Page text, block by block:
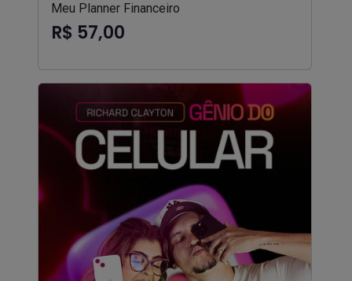
Meu Planner Financeiro
R$ 57,00